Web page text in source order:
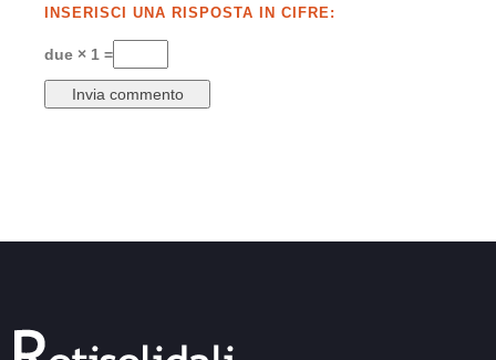
INSERISCI UNA RISPOSTA IN CIFRE:
due × 1 =